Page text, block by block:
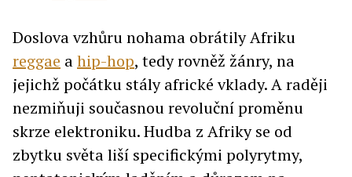
Doslova vzhůru nohama obrátily Afriku
reggae ahip-hop, tedy rovněž žánry, na
jejichž počátku stály africké vklady. A raději
nezmiňuji současnou revoluční proměnu
skrze elektroniku. Hudba z Afriky se od
zbytku světa liší specifickými polyrytmy,